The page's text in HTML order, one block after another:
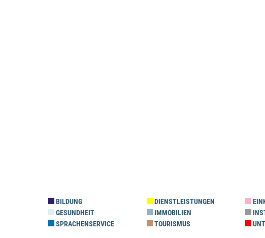
BILDUNG DIENSTLEISTUNGEN
GESUNDHEIT
IMMOBILIEN
SPRACHENSERVICE
TOURISMUS